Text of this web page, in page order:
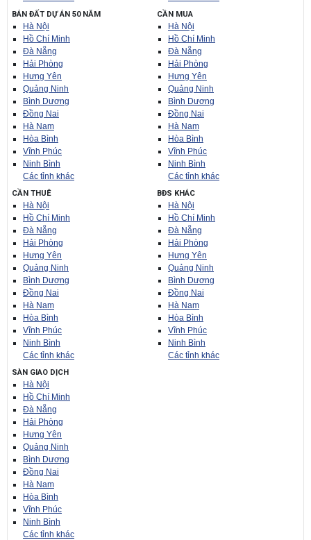
BÁN ĐẤT DỰ ÁN 50 NĂM
Hà Nội
Hồ Chí Minh
Đà Nẵng
Hải Phòng
Hưng Yên
Quảng Ninh
Bình Dương
Đồng Nai
Hà Nam
Hòa Bình
Vĩnh Phúc
Ninh Bình
Các tỉnh khác
CẦN MUA
Hà Nội
Hồ Chí Minh
Đà Nẵng
Hải Phòng
Hưng Yên
Quảng Ninh
Bình Dương
Đồng Nai
Hà Nam
Hòa Bình
Vĩnh Phúc
Ninh Bình
Các tỉnh khác
CẦN THUÊ
Hà Nội
Hồ Chí Minh
Đà Nẵng
Hải Phòng
Hưng Yên
Quảng Ninh
Bình Dương
Đồng Nai
Hà Nam
Hòa Bình
Vĩnh Phúc
Ninh Bình
Các tỉnh khác
BĐS KHÁC
Hà Nội
Hồ Chí Minh
Đà Nẵng
Hải Phòng
Hưng Yên
Quảng Ninh
Bình Dương
Đồng Nai
Hà Nam
Hòa Bình
Vĩnh Phúc
Ninh Bình
Các tỉnh khác
SÀN GIAO DỊCH
Hà Nội
Hồ Chí Minh
Đà Nẵng
Hải Phòng
Hưng Yên
Quảng Ninh
Bình Dương
Đồng Nai
Hà Nam
Hòa Bình
Vĩnh Phúc
Ninh Bình
Các tỉnh khác